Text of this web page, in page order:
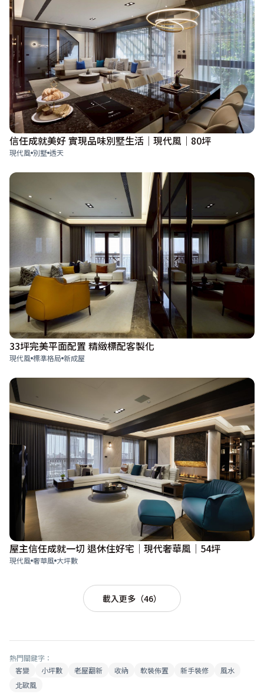
信任成就美好 實現品味別墅生活｜現代風｜80坪
現代風 別墅 透天
33坪完美平面配置 精緻標配客製化
現代風 標準格局 新成屋
屋主信任成就一切 退休住好宅│現代奢華風│54坪
現代風 奢華風 大坪數
載入更多（46）
熱門關鍵字：
客變
小坪數 老屋翻新 收納 軟裝佈置 新手裝修
風水
北歐風